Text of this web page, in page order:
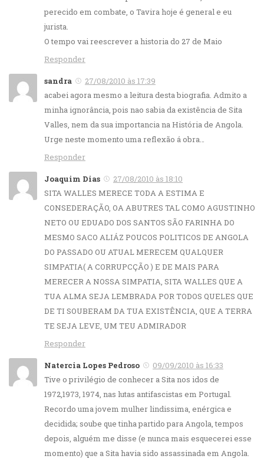
perecido em combate, o Tavira hoje é general e eu
jurista.
O tempo vai reescrever a historia do 27 de Maio
Responder
sandra
27/08/2010 às 17:39
acabei agora mesmo a leitura desta biografia. Admito a
minha ignorância, pois nao sabia da existência de Sita
Valles, nem da sua importancia na História de Angola.
Urge neste momento uma reflexão á obra…
Responder
Joaquim Dias
27/08/2010 às 18:10
SITA WALLES MERECE TODA A ESTIMA E
CONSEDERAÇÃO, OA ABUTRES TAL COMO AGUSTINHO
NETO OU EDUADO DOS SANTOS SÃO FARINHA DO
MESMO SACO ALIÁZ POUCOS POLITICOS DE ANGOLA
DO PASSADO OU ATUAL MERECEM QUALQUER
SIMPATIA( A CORRUPCÇÃO ) E DE MAIS PARA
MERECER A NOSSA SIMPATIA, SITA WALLES QUE A
TUA ALMA SEJA LEMBRADA POR TODOS QUELES QUE
DE TI SOUBERAM DA TUA EXISTÊNCIA, QUE A TERRA
TE SEJA LEVE, UM TEU ADMIRADOR
Responder
Natercia Lopes Pedroso
09/09/2010 às 16:33
Tive o privilégio de conhecer a Sita nos idos de
1972,1973, 1974, nas lutas antifascistas em Portugal.
Recordo uma jovem mulher lindissima, enérgica e
decidida; soube que tinha partido para Angola, tempos
depois, alguém me disse (e nunca mais esquecerei esse
momento) que a Sita havia sido assassinada em Angola.